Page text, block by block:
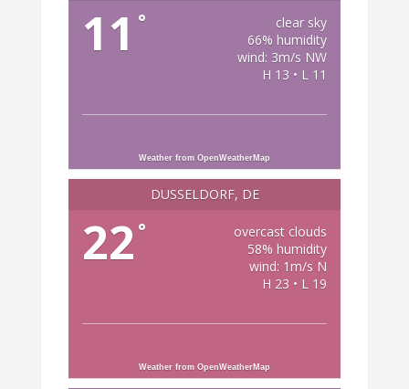
11 °
clear sky
66% humidity
wind: 3m/s NW
H 13 • L 11
Weather from OpenWeatherMap
DÜSSELDORF, DE
22 °
overcast clouds
58% humidity
wind: 1m/s N
H 23 • L 19
Weather from OpenWeatherMap